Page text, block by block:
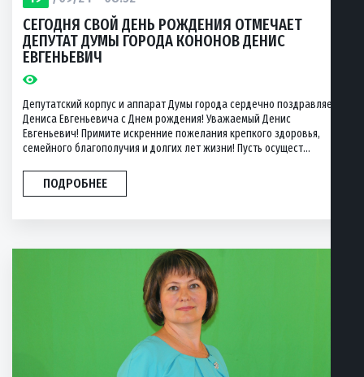
СЕГОДНЯ СВОЙ ДЕНЬ РОЖДЕНИЯ ОТМЕЧАЕТ
ДЕПУТАТ ДУМЫ ГОРОДА КОНОНОВ ДЕНИС
ЕВГЕНЬЕВИЧ
Депутатский корпус и аппарат Думы города сердечно поздравляет
Дениса Евгеньевича с Днем рождения! Уважаемый Денис
Евгеньевич! Примите искренние пожелания крепкого здоровья,
семейного благополучия и долгих лет жизни! Пусть осущест...
ПОДРОБНЕЕ